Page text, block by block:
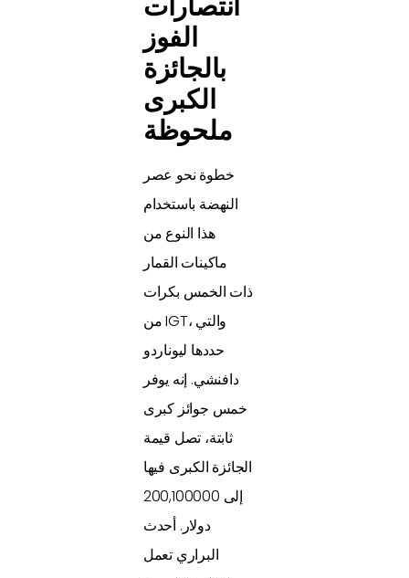
الفوز
بالجائزة
الكبرى
ملحوظة
خطوة نحو عصر
النهضة باستخدام
هذا النوع من
ماكينات القمار
ذات الخمس بكرات
من IGT، والتي
حددها ليوناردو
دافنشي. إنه يوفر
خمس جوائز كبرى
ثابتة، تصل قيمة
الجائزة الكبرى فيها
إلى 200,100000
دولار. أحدث
البراري تعمل